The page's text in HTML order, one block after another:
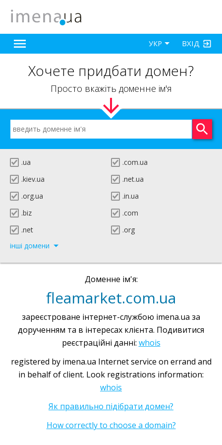
ВХІД
УКР
Хочете придбати домен?
Просто вкажіть доменне ім'я
.ua
.com.ua
.kiev.ua
.net.ua
.org.ua
.in.ua
.biz
.com
.net
.org
інші домени
Доменне ім'я:
fleamarket.com.ua
зареєстроване інтернет-службою imena.ua за
дорученням та в інтересах клієнта. Подивитися
реєстраційні данні: whois
registered by imena.ua Internet service on errand and
in behalf of client. Look registrations information:
whois
Як правильно підібрати домен?
How correctly to choose a domain?